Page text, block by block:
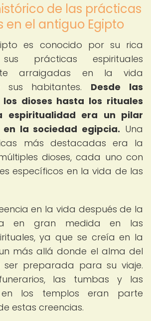
de las prácticas
en el antiguo Egipto
es conocido por su rica
prácticas espirituales
arraigadas en la vida
sus habitantes. Desde las
los dioses hasta los rituales
espiritualidad era un pilar
la sociedad egipcia. Una
más destacadas era la
dioses, cada uno con
específicos en la vida de las
en la vida después de la
en gran medida en las
ya que se creía en la
más allá donde el alma del
preparada para su viaje.
las tumbas y las
en los templos eran parte
estas creencias.